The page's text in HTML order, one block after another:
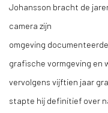
Johansson bracht de
camera zijn
omgeving
grafische vormgeving en
vervolgens vijftien jaar
stapte hij definitief over